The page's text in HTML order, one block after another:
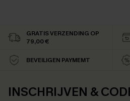
GRATIS VERZENDING OP
79,00 €
BEVEILIGEN PAYMEMT
INSCHRIJVEN &